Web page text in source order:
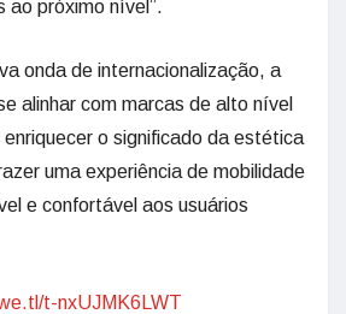
ao próximo nível”.
onda de internacionalização, a
alinhar com marcas de alto nível
o significado da estética
uma experiência de mobilidade
e confortável aos usuários
t-nxUJMK6LWT